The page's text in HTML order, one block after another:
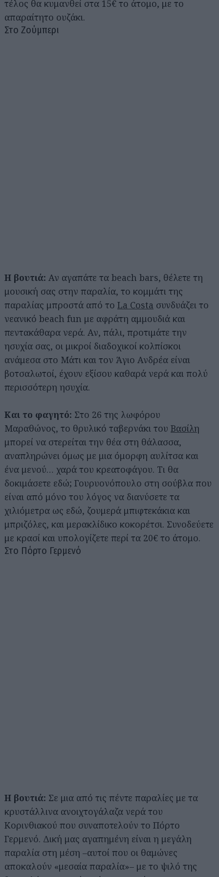
τέλος θα κυμανθεί στα 15€ το άτομο, με το
απαραίτητο ουζάκι.
Στο Ζούμπερι
Η βουτιά: Αν αγαπάτε τα beach bars, θέλετε τη
μουσική σας στην παραλία, το κομμάτι της
παραλίας μπροστά από το La Costa συνδυάζει το
νεανικό beach fun με αφράτη αμμουδιά και
πεντακάθαρα νερά. Αν, πάλι, προτιμάτε την
ησυχία σας, οι μικροί διαδοχικοί κολπίσκοι
ανάμεσα στο Μάτι και τον Άγιο Ανδρέα είναι
βοτσαλωτοί, έχουν εξίσου καθαρά νερά και πολύ
περισσότερη ησυχία.
Και το φαγητό: Στο 26 της λωφόρου
Μαραθώνος, το θρυλικό ταβερνάκι του Βασίλη
μπορεί να στερείται την θέα στη θάλασσα,
αναπληρώνει όμως με μια όμορφη αυλίτσα και
ένα μενού… χαρά του κρεατοφάγου. Τι θα
δοκιμάσετε εδώ; Γουρυονόπουλο στη σούβλα που
είναι από μόνο του λόγος να διανύσετε τα
χιλιόμετρα ως εδώ, ζουμερά μπιφτεκάκια και
μπριζόλες, και μερακλίδικο κοκορέτσι. Συνοδεύετε
με κρασί και υπολογίζετε περί τα 20€ το άτομο.
Στο Πόρτο Γερμενό
Η βουτιά: Σε μια από τις πέντε παραλίες με τα
κρυστάλλινα ανοιχτογάλαζα νερά του
Κορινθιακού που συναποτελούν το Πόρτο
Γερμενό. Δική μας αγαπημένη είναι η μεγάλη
παραλία στη μέση –αυτοί που οι θαμώνες
αποκαλούν «μεσαία παραλία»– με το ψιλό της